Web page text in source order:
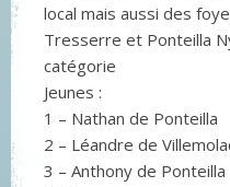
local mais aussi des
Tresserre et Ponteilla
catégorie
Jeunes :
1 – Nathan de Ponteilla
2 – Léandre de
3 – Anthony de Ponteilla